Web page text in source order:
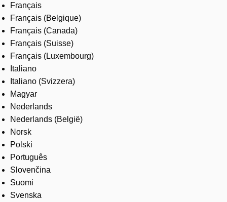
Français
Français (Belgique)
Français (Canada)
Français (Suisse)
Français (Luxembourg)
Italiano
Italiano (Svizzera)
Magyar
Nederlands
Nederlands (België)
Norsk
Polski
Português
Slovenčina
Suomi
Svenska